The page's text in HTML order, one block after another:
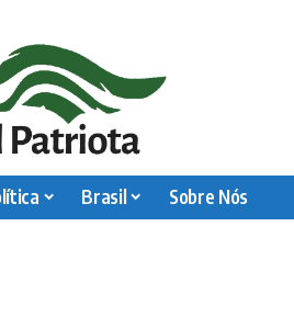
Brasil Sobre Nós